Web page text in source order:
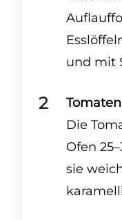
und mit
Die
Ofen
sie